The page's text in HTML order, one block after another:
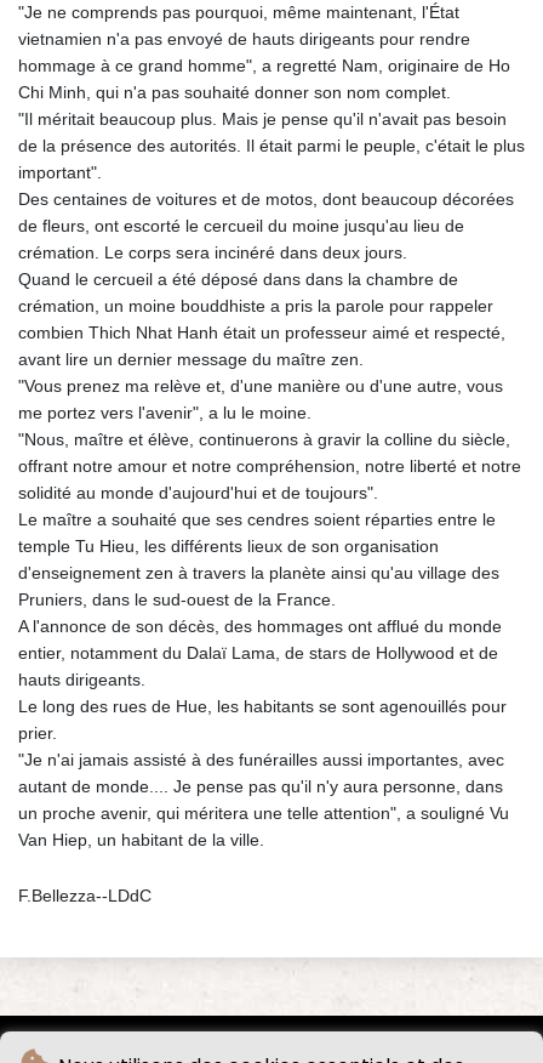
"Je ne comprends pas pourquoi, même maintenant, l'État
vietnamien n'a pas envoyé de hauts dirigeants pour rendre
hommage à ce grand homme", a regretté Nam, originaire de Ho
Chi Minh, qui n'a pas souhaité donner son nom complet.
"Il méritait beaucoup plus. Mais je pense qu'il n'avait pas besoin
de la présence des autorités. Il était parmi le peuple, c'était le plus
important".
Des centaines de voitures et de motos, dont beaucoup décorées
de fleurs, ont escorté le cercueil du moine jusqu'au lieu de
crémation. Le corps sera incinéré dans deux jours.
Quand le cercueil a été déposé dans dans la chambre de
crémation, un moine bouddhiste a pris la parole pour rappeler
combien Thich Nhat Hanh était un professeur aimé et respecté,
avant lire un dernier message du maître zen.
"Vous prenez ma relève et, d'une manière ou d'une autre, vous
me portez vers l'avenir", a lu le moine.
"Nous, maître et élève, continuerons à gravir la colline du siècle,
offrant notre amour et notre compréhension, notre liberté et notre
solidité au monde d'aujourd'hui et de toujours".
Le maître a souhaité que ses cendres soient réparties entre le
temple Tu Hieu, les différents lieux de son organisation
d'enseignement zen à travers la planète ainsi qu'au village des
Pruniers, dans le sud-ouest de la France.
A l'annonce de son décès, des hommages ont afflué du monde
entier, notamment du Dalaï Lama, de stars de Hollywood et de
hauts dirigeants.
Le long des rues de Hue, les habitants se sont agenouillés pour
prier.
"Je n'ai jamais assisté à des funérailles aussi importantes, avec
autant de monde.... Je pense pas qu'il n'y aura personne, dans
un proche avenir, qui méritera une telle attention", a souligné Vu
Van Hiep, un habitant de la ville.
F.Bellezza--LDdC